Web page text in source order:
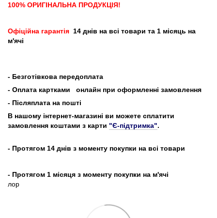
100% ОРИГІНАЛЬНА ПРОДУКЦІЯ!
Офіційна гарантія 14 днів на всі товари та 1 місяць на
м'ячі
- Безготівкова передоплата
- Оплата картками
онлайн при оформленні замовлення
- Післяплата на пошті
В нашому інтернет-магазині ви можете сплатити
замовлення коштами з карти "Є-підтримка".
- Протягом 14 днів з моменту покупки на всі товари
- Протягом 1 місяця з моменту покупки на м'ячі
лор